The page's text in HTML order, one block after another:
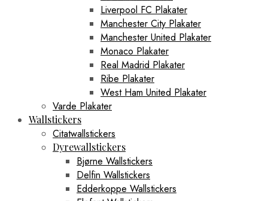
Liverpool FC Plakater
Manchester City Plakater
Manchester United Plakater
Monaco Plakater
Real Madrid Plakater
Ribe Plakater
West Ham United Plakater
Varde Plakater
Wallstickers
Citatwallstickers
Dyrewallstickers
Bjørne Wallstickers
Delfin Wallstickers
Edderkoppe Wallstickers